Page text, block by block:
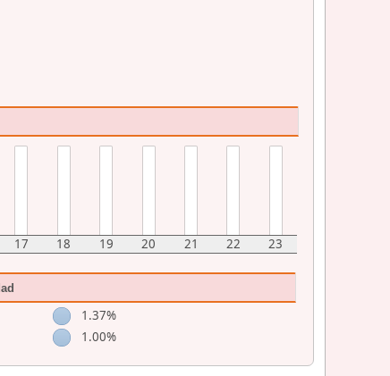
17 18 19 20 21 22 23
1.37%
1.00%